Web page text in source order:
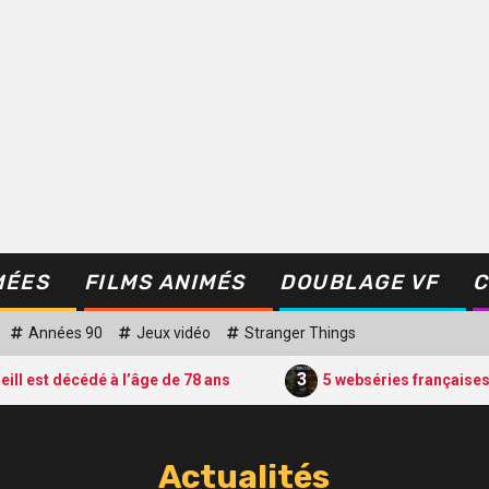
FILMS ANIMÉS DOUBLAGE VF
Années 90 Jeux vidéo Stranger Things
décédé à l’âge de 78 ans 5 webséries françaises
Actualités